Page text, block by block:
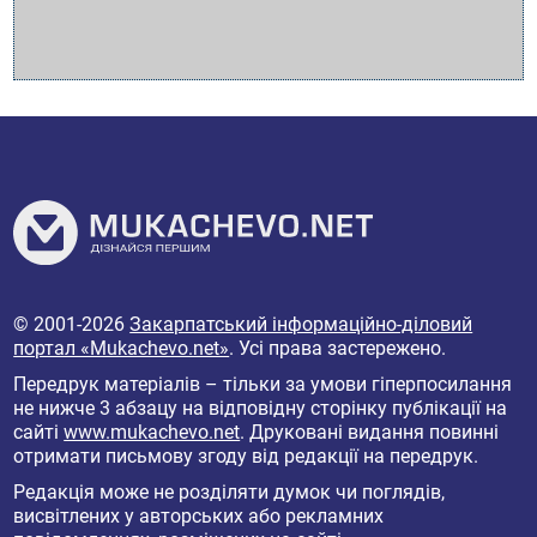
© 2001-2026Закарпатський інформаційно-діловий
портал «Mukachevo.net». Усі права застережено.
Передрук матеріалів – тільки за умови гіперпосилання
не нижче 3 абзацу на відповідну сторінку публікації на
сайтіwww.mukachevo.net. Друковані видання повинні
отримати письмову згоду від редакції на передрук.
Редакція може не розділяти думок чи поглядів,
висвітлених у авторських або рекламних